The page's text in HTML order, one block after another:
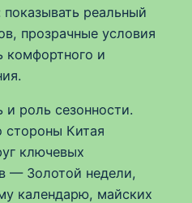
показывать реальный
прозрачные условия
комфортного и
и роль сезонности.
стороны Китая
ключевых
— Золотой недели,
календарю, майских